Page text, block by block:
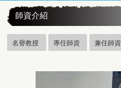
師資介紹
名譽教授 專任師資 兼任師資